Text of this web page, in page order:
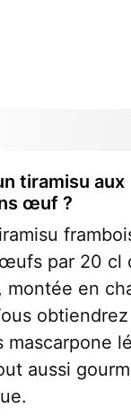
tiramisu aux
œuf ?
par 20 cl
montée en
mascarpone
aussi